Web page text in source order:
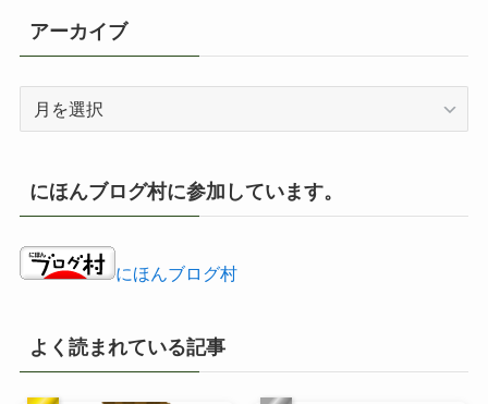
アーカイブ
イ
ブ
にほんブログ村に参加しています。
にほんブログ村
よく読まれている記事